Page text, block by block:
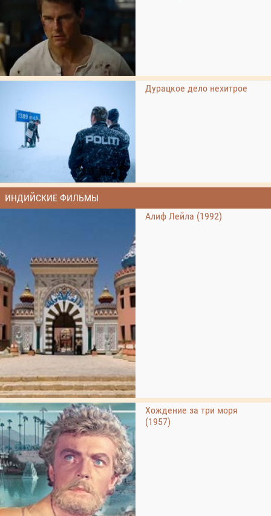
Дурацкое дело нехитрое
ИНДИЙСКИЕ ФИЛЬМЫ
Алиф Лейла (1992)
Хождение за три моря
(1957)